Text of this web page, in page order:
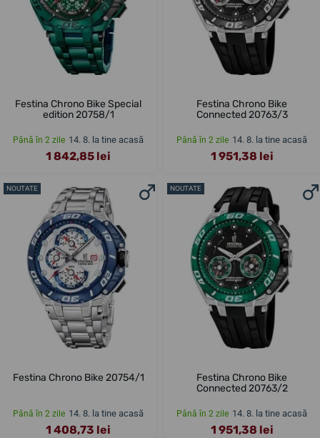
Festina Chrono Bike Special
edition 20758/1
Până în 2 zile 14. 8. la tine acasă
1 842,85 lei
Festina Chrono Bike
Connected 20763/3
Până în 2 zile 14. 8. la tine acasă
1 951,38 lei
NOUTATE
Festina Chrono Bike 20754/1
Până în 2 zile 14. 8. la tine acasă
1 408,73 lei
NOUTATE
Festina Chrono Bike
Connected 20763/2
Până în 2 zile 14. 8. la tine acasă
1 951,38 lei